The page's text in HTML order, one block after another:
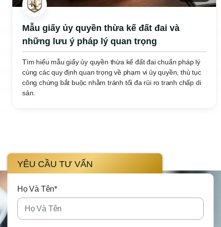
Mẫu giấy ủy quyền thừa kế đất đai và
những lưu ý pháp lý quan trọng
Tìm hiểu mẫu giấy ủy quyền thừa kế đất đai chuẩn pháp lý
cùng các quy định quan trọng về phạm vi ủy quyền, thủ tục
công chứng bắt buộc nhằm tránh tối đa rủi ro tranh chấp di
sản.
YÊU CẦU TƯ VẤN
Họ Và Tên*